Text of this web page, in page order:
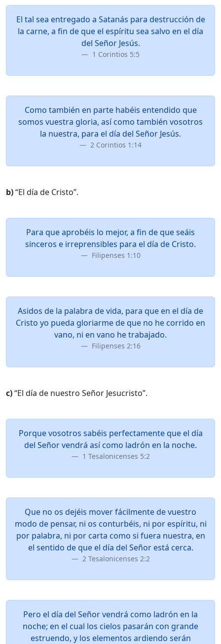
El tal sea entregado a Satanás para destrucción de
la carne, a fin de que el espíritu sea salvo en el día
del Señor Jesús.
1 Corintios 5:5
Como también en parte habéis entendido que
somos vuestra gloria, así como también vosotros
la nuestra, para el día del Señor Jesús.
2 Corintios 1:14
b)“El día de Cristo”.
Para que aprobéis lo mejor, a fin de que seáis
sinceros e irreprensibles para el día de Cristo.
Filipenses 1:10
Asidos de la palabra de vida, para que en el día de
Cristo yo pueda gloriarme de que no he corrido en
vano, ni en vano he trabajado.
Filipenses 2:16
c)“El día de nuestro Señor Jesucristo”.
Porque vosotros sabéis perfectamente que el día
del Señor vendrá así como ladrón en la noche.
1 Tesalonicenses 5:2
Que no os dejéis mover fácilmente de vuestro
modo de pensar, ni os conturbéis, ni por espíritu, ni
por palabra, ni por carta como si fuera nuestra, en
el sentido de que el día del Señor está cerca.
2 Tesalonicenses 2:2
Pero el día del Señor vendrá como ladrón en la
noche; en el cual los cielos pasarán con grande
estruendo, y los elementos ardiendo serán